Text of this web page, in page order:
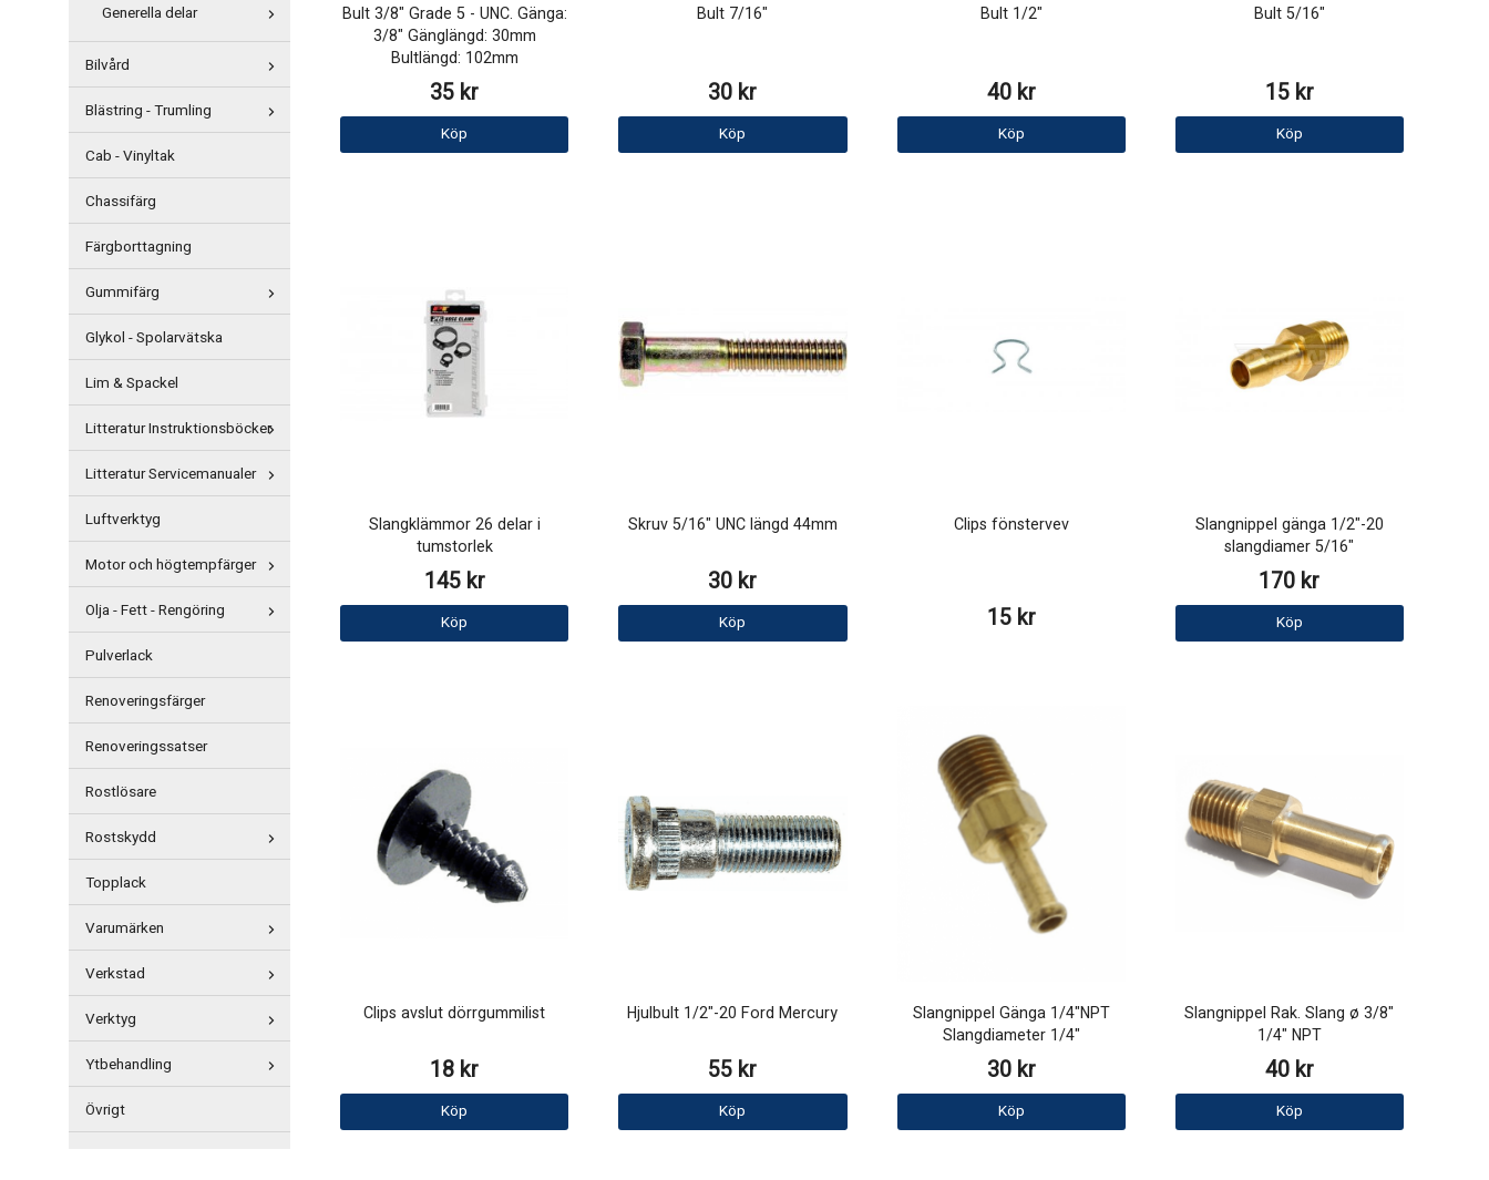
Generella delar
Bilvård
Blästring - Trumling
Cab - Vinyltak
Chassifärg
Färgborttagning
Gummifärg
Glykol - Spolarvätska
Lim & Spackel
Litteratur Instruktionsböcker
Litteratur Servicemanualer
Luftverktyg
Motor och högtempfärger
Olja - Fett - Rengöring
Pulverlack
Renoveringsfärger
Renoveringssatser
Rostlösare
Rostskydd
Topplack
Varumärken
Verkstad
Verktyg
Ytbehandling
Övrigt
Bult 3/8" Grade 5 - UNC. Gänga:
3/8" Gänglängd: 30mm
Bultlängd: 102mm
35 kr
Köp
Bult 7/16"
30 kr
Köp
Bult 1/2"
40 kr
Köp
Bult 5/16"
15 kr
Köp
Slangklämmor 26 delar i
tumstorlek
145 kr
Köp
Skruv 5/16" UNC längd 44mm
30 kr
Köp
Clips fönstervev
15 kr
Slangnippel gänga 1/2"-20
slangdiamer 5/16"
170 kr
Köp
Clips avslut dörrgummilist
18 kr
Köp
Hjulbult 1/2"-20 Ford Mercury
55 kr
Köp
Slangnippel Gänga 1/4"NPT
Slangdiameter 1/4"
30 kr
Köp
Slangnippel Rak. Slang ø 3/8"
1/4" NPT
40 kr
Köp